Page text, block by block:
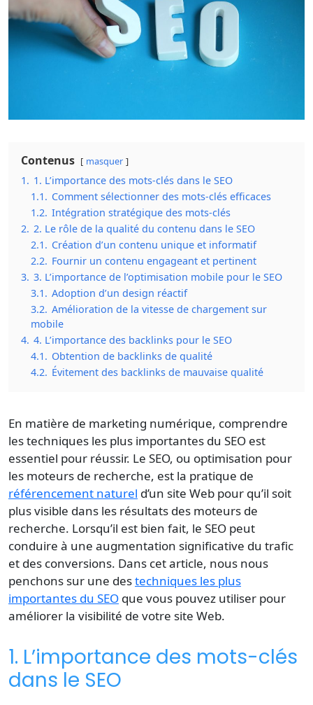
Contenus masquer
1. 1. L’importance des mots-clés dans le SEO
1.1. Comment sélectionner des mots-clés efficaces
1.2. Intégration stratégique des mots-clés
2. 2. Le rôle de la qualité du contenu dans le SEO
2.1. Création d’un contenu unique et informatif
2.2. Fournir un contenu engageant et pertinent
3. 3. L’importance de l’optimisation mobile pour le SEO
3.1. Adoption d’un design réactif
3.2. Amélioration de la vitesse de chargement sur
mobile
4. 4. L’importance des backlinks pour le SEO
4.1. Obtention de backlinks de qualité
4.2. Évitement des backlinks de mauvaise qualité
En matière de marketing numérique, comprendre
lestechniques les plus importantes du SEO est
essentiel pour réussir. Le SEO, ou optimisation pour
les moteurs de recherche, est la pratique de
référencement naturel d’un site Web pour qu’il soit
plus visible dans les résultats des moteurs de
recherche. Lorsqu’il est bien fait, le SEO peut
conduire à une augmentation significative du trafic
et des conversions. Dans cet article, nous nous
penchons sur une destechniques les plus
importantes du SEO que vous pouvez utiliser pour
améliorer la visibilité de votre site Web.
1. L’importance des mots-clés
dans le SEO